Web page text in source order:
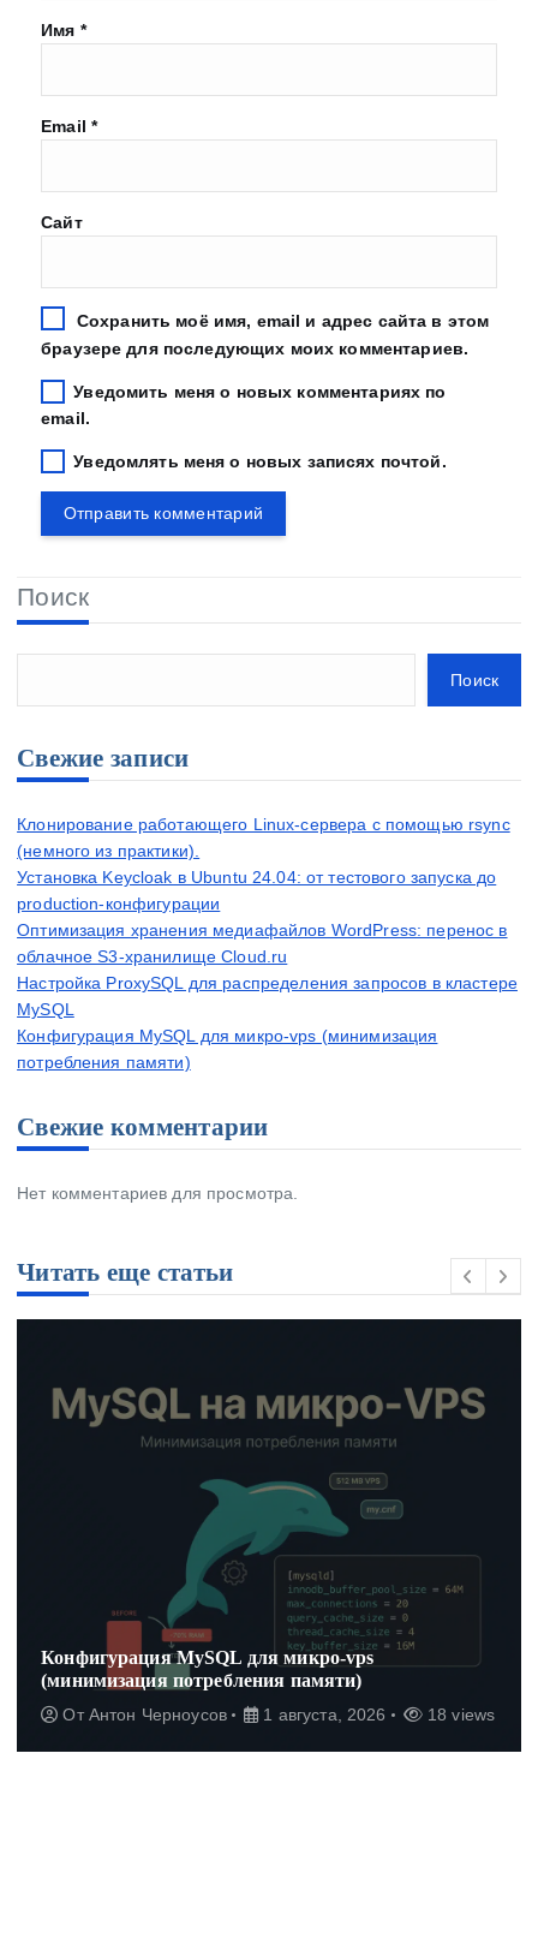
Имя *
Email *
Сайт
Сохранить моё имя, email и адрес сайта в этом
браузере для последующих моих комментариев.
Уведомить меня о новых комментариях по
email.
Уведомлять меня о новых записях почтой.
Поиск
Поиск
Свежие записи
Клонирование работающего Linux-сервера с помощью rsync
(немного из практики).
Установка Keycloak в Ubuntu 24.04: от тестового запуска до
production-конфигурации
Оптимизация хранения медиафайлов WordPress: перенос в
облачное S3-хранилище Cloud.ru
Настройка ProxySQL для распределения запросов в кластере
MySQL
Конфигурация MySQL для микро-vps (минимизация
потребления памяти)
Свежие комментарии
Нет комментариев для просмотра.
Читать еще статьи
Конфигурация MySQL для микро-vps
(минимизация потребления памяти)
От Антон Черноусов 1 августа, 2026 18 views